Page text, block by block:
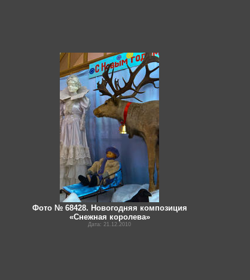
Фото № 68428. Новогодняя композиция
«Снежная королева»
Дата: 21.12.2010